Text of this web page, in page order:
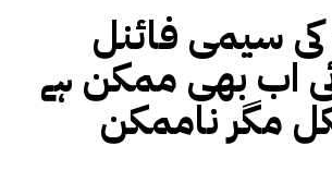
سیمی فائنل
اب بھی ممکن ہے
مگر ناممکن